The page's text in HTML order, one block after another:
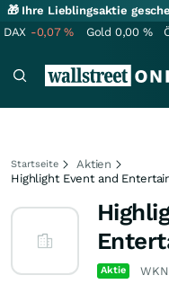
🎁 Ihre Lieblingsaktie
DAX -0,07% Gold 0,00 %
Startseite
Aktien
Highlight Event and
Aktie